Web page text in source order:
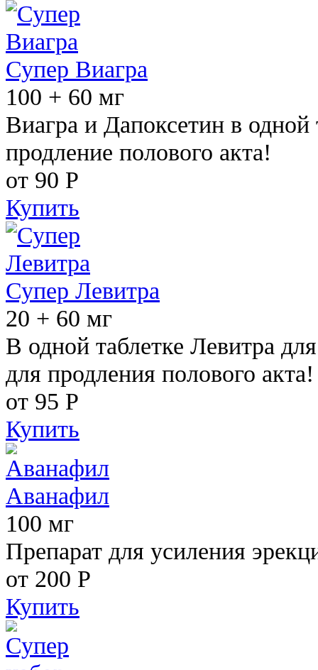
Супер Виагра
100 + 60 мг
Виагра и Дапоксетин в одной
продление полового акта!
от 90 Р
Купить
Супер Левитра
20 + 60 мг
В одной таблетке Левитра
для продления полового акта!
от 95 Р
Купить
Аванафил
100 мг
Препарат для усиления
от 200 Р
Купить